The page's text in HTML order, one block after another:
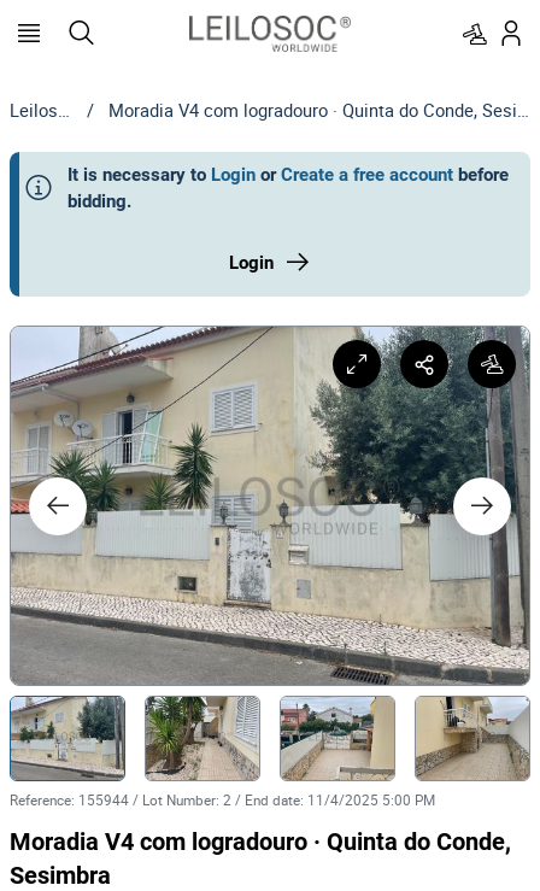
Leilosoc / Moradia V4 com logradouro · Quinta do Conde, Sesimbra
It is necessary to Login or Create a free account before
bidding.
Login
Reference: 155944 / Lot Number: 2 / End date: 11/4/2025 5:00 PM
Moradia V4 com logradouro · Quinta do Conde,
Sesimbra